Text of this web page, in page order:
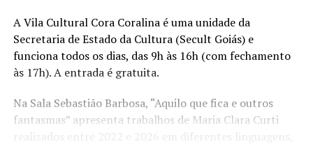
A Vila Cultural Cora Coralina é uma unidade da
Secretaria de Estado da Cultura (Secult Goiás) e
funciona todos os dias, das 9h às 16h (com fechamento
às 17h). A entrada é gratuita.
Na Sala Sebastião Barbosa, “Aquilo que fica e outros
fantasmas” apresenta trabalhos de Maria Clara Curti